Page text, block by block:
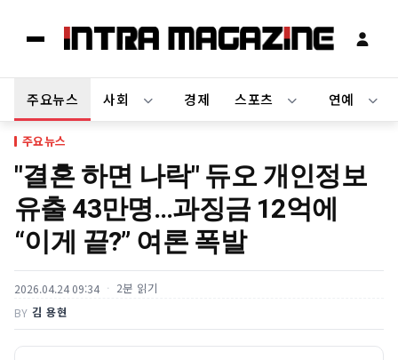
주요뉴스 사회 경제 스포츠 연예
주요뉴스
"결혼 하면 나락" 듀오 개인정보
유출 43만명…과징금 12억에
“이게 끝?” 여론 폭발
2026.04.24 09:34 2분 읽기
BY 김 용현